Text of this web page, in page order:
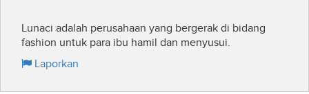
Lunaci adalah perusahaan yang bergerak di bidang
fashion untuk para ibu hamil dan menyusui.
Laporkan